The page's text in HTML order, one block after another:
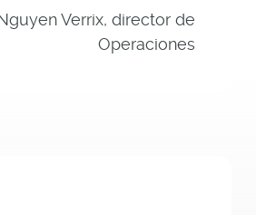
Verrix, director de
Operaciones